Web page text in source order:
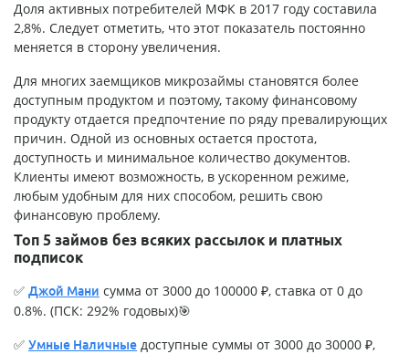
Доля активных потребителей МФК в 2017 году составила
2,8%. Следует отметить, что этот показатель постоянно
меняется в сторону увеличения.
Для многих заемщиков микрозаймы становятся более
доступным продуктом и поэтому, такому финансовому
продукту отдается предпочтение по ряду превалирующих
причин. Одной из основных остается простота,
доступность и минимальное количество документов.
Клиенты имеют возможность, в ускоренном режиме,
любым удобным для них способом, решить свою
финансовую проблему.
Топ 5 займов без всяких рассылок и платных
подписок
✅ Джой Мани сумма от 3000 до 100000 ₽, ставка от 0 до
0.8%. (ПСК: 292% годовых)🎯
✅ Умные Наличные доступные суммы от 3000 до 30000 ₽,